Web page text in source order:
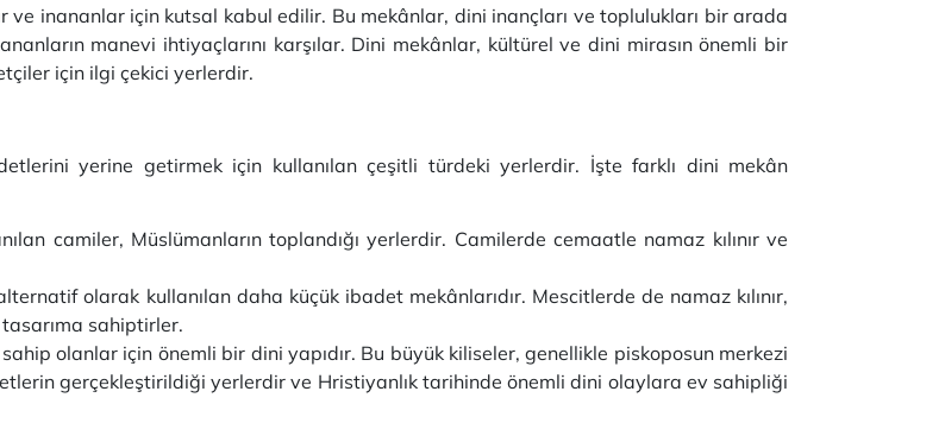
ve inananlar için kutsal kabul edilir. Bu mekânlar, dini inançları ve toplulukları bir arada
manevi ihtiyaçlarını karşılar. Dini mekânlar, kültürel ve dini mirasın önemli bir
için ilgi çekici yerlerdir.
yerine getirmek için kullanılan çeşitli türdeki yerlerdir. İşte farklı dini mekân
camiler, Müslümanların toplandığı yerlerdir. Camilerde cemaatle namaz kılınır ve
olarak kullanılan daha küçük ibadet mekânlarıdır. Mescitlerde de namaz kılınır,
sahiptirler.
olanlar için önemli bir dini yapıdır. Bu büyük kiliseler, genellikle piskoposun merkezi
gerçekleştirildiği yerlerdir ve Hristiyanlık tarihinde önemli dini olaylara ev sahipliği